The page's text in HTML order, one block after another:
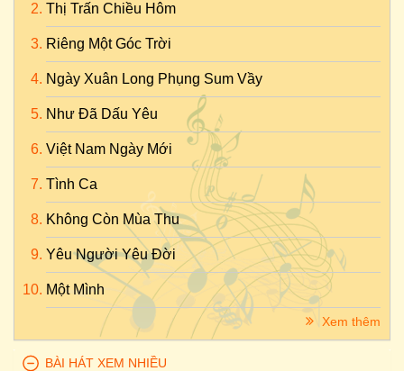
Thị Trấn Chiều Hôm
Riêng Một Góc Trời
Ngày Xuân Long Phụng Sum Vầy
Như Đã Dấu Yêu
Việt Nam Ngày Mới
Tình Ca
Không Còn Mùa Thu
Yêu Người Yêu Đời
Một Mình
Xem thêm
BÀI HÁT XEM NHIỀU